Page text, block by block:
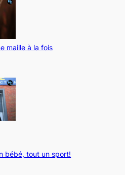
maille à la fois
bébé, tout un sport!